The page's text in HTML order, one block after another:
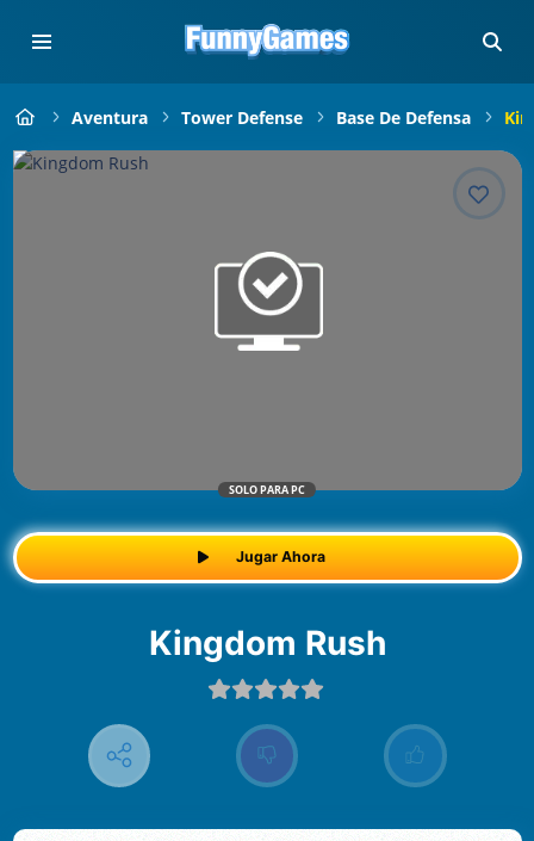
Aventura Tower Defense Base De Defensa
SOLO PARA PC
Jugar Ahora
Kingdom Rush